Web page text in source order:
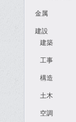
金属
建設
建築
工事
構造
土木
空調